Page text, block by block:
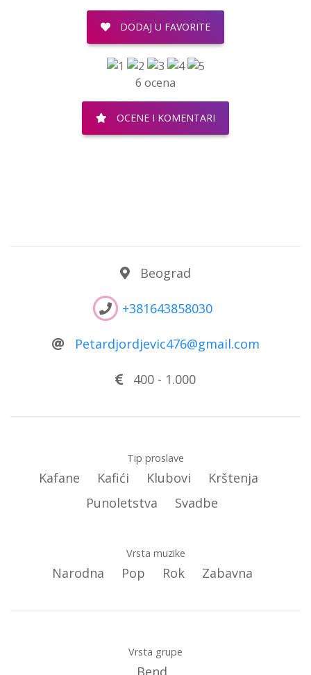
DODAJ U FAVORITE
6 ocena
OCENE I KOMENTARI
Beograd
+381643858030
Petardjordjevic476@gmail.com
400 - 1.000
Tip proslave
Kafane Kafići Klubovi
Krštenja
Punoletstva
Svadbe
Vrsta muzike
Narodna Pop Rok Zabavna
Vrsta grupe
Bend